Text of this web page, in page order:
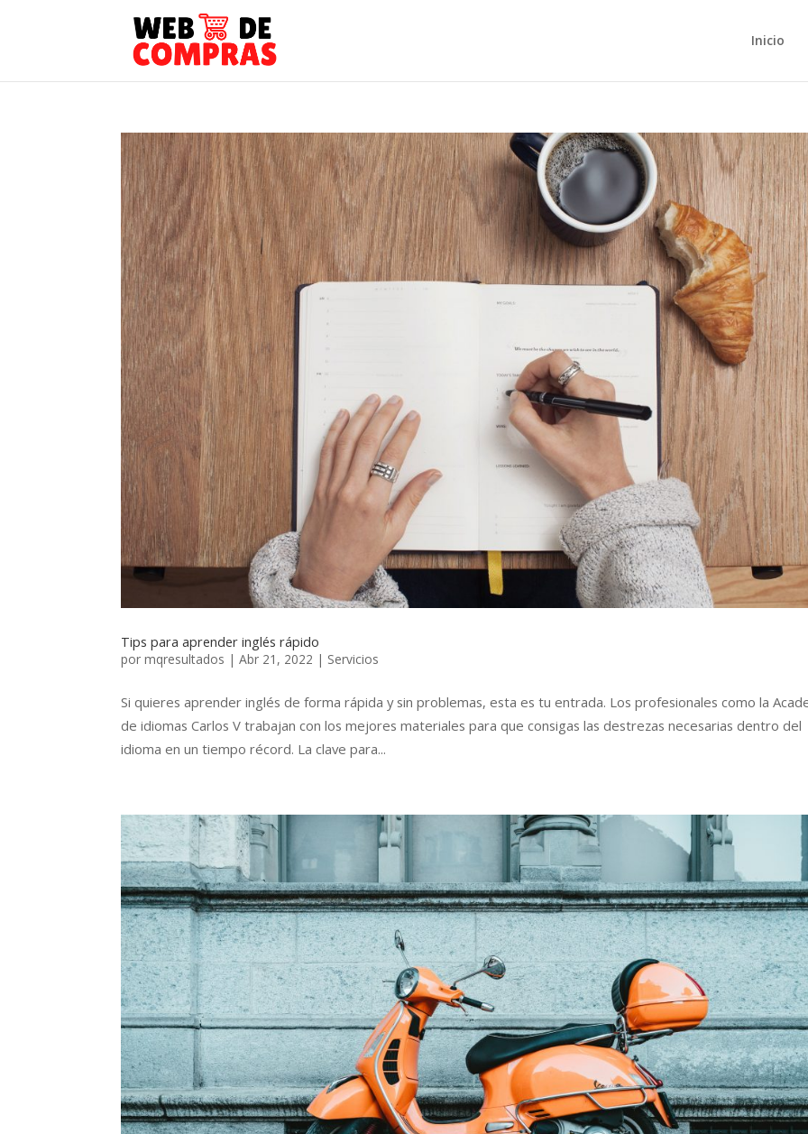
Inicio
Tips para aprender inglés rápido
pormqresultados |Abr 21, 2022 | Servicios
Si quieres aprender inglés de forma rápida y sin problemas, esta es tu entrada. Los profesionales como la
de idiomas Carlos V trabajan con los mejores materiales para que consigas las destrezas necesarias dentro del
idioma en un tiempo récord. La clave para...